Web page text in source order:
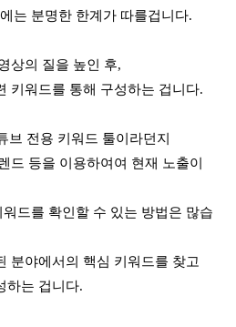
는 분명한 한계가 따를겁니다.
상의 질을 높인 후,
키워드를 통해 구성하는 겁니다.
브 전용 키워드 툴이라던지
드 등을 이용하여여 현재 노출이
드를 확인할 수 있는 방법은 많습
분야에서의 핵심 키워드를 찾고
하는 겁니다.